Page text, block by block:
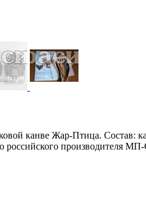
канве Жар-Птица. Состав:
российского производителя